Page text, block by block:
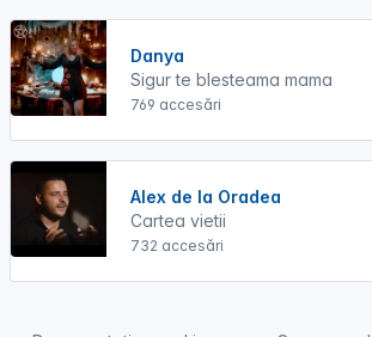
Danya
Sigur te blesteama mama
769 accesări
Alex de la Oradea
Cartea vietii
732 accesări